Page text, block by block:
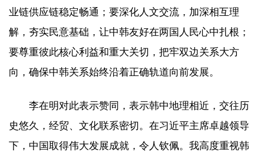
业链供应链稳定畅通；要深化人文交流，加深相互理
解，夯实民意基础，让中韩友好在两国人民心中扎根；
要尊重彼此核心利益和重大关切，把牢双边关系大方
向，确保中韩关系始终沿着正确轨道向前发展。
李在明对此表示赞同，表示韩中地理相近，交往历
史悠久，经贸、文化联系密切。在习近平主席卓越领导
下，中国取得伟大发展成就，令人钦佩。我高度重视韩